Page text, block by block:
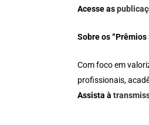
Acesse as
Sobre os “Prêmios
Com foco em
profissionais,
Assista à